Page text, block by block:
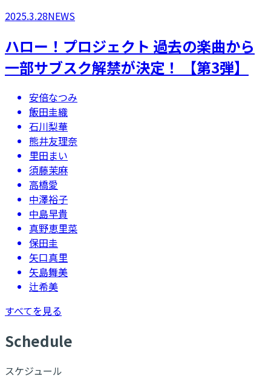
2025.3.28NEWS
ハロー！プロジェクト 過去の楽曲から
一部サブスク解禁が決定！ 【第3弾】
安倍なつみ
飯田圭織
石川梨華
熊井友理奈
里田まい
須藤茉麻
高橋愛
中澤裕子
中島早貴
真野恵里菜
保田圭
矢口真里
矢島舞美
辻希美
すべてを見る
Schedule
スケジュール